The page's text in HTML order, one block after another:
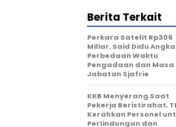
Berita Terkait
Perkara Satelit Rp306
Miliar, Said Didu
Perbedaan Waktu
Pengadaan dan Masa
Jabatan Sjafrie
KKB Menyerang Saat
Pekerja Beristirahat,
Kerahkan Personel
Perlindungan dan